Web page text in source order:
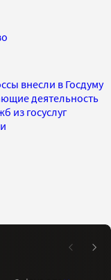
внесли в Госдуму
деятельность
из госуслуг